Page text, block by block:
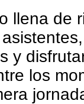
llena de
y
los